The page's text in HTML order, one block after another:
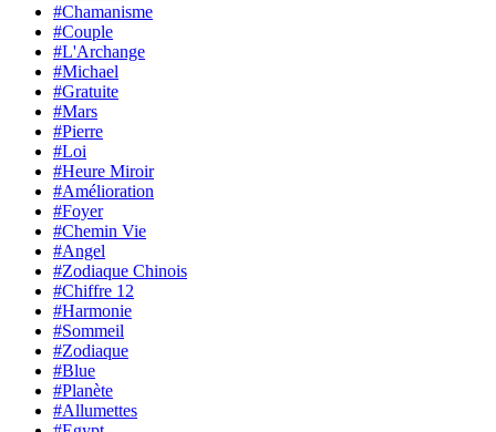
#Chamanisme
#Couple
#L'Archange
#Michael
#Gratuite
#Mars
#Pierre
#Loi
#Heure Miroir
#Amélioration
#Foyer
#Chemin Vie
#Angel
#Zodiaque Chinois
#Chiffre 12
#Harmonie
#Sommeil
#Zodiaque
#Blue
#Planète
#Allumettes